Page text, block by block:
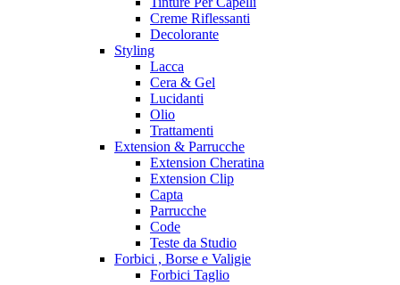
Creme Riflessanti
Decolorante
Styling
Lacca
Cera & Gel
Lucidanti
Olio
Trattamenti
Extension & Parrucche
Extension Cheratina
Extension Clip
Capta
Parrucche
Code
Teste da Studio
Forbici , Borse e Valigie
Forbici Taglio